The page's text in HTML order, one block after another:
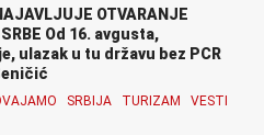
OTVARANJE
Od 16. avgusta,
ulazak u tu državu bez PCR
SRBIJA TURIZAM VESTI